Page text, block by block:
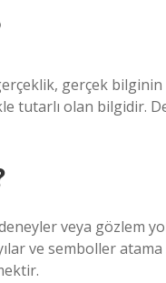
gerçek
tutarlı olan bilgidir.
veya gözlem
ve semboller